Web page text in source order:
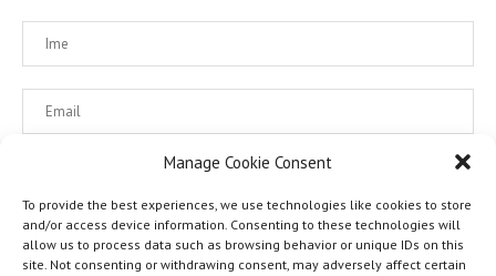
Manage Cookie Consent
To provide the best experiences, we use technologies like cookies to store
and/or access device information. Consenting to these technologies will
allow us to process data such as browsing behavior or unique IDs on this
site. Not consenting or withdrawing consent, may adversely affect certain
Molimo prihvatite naša pravila korištenja.